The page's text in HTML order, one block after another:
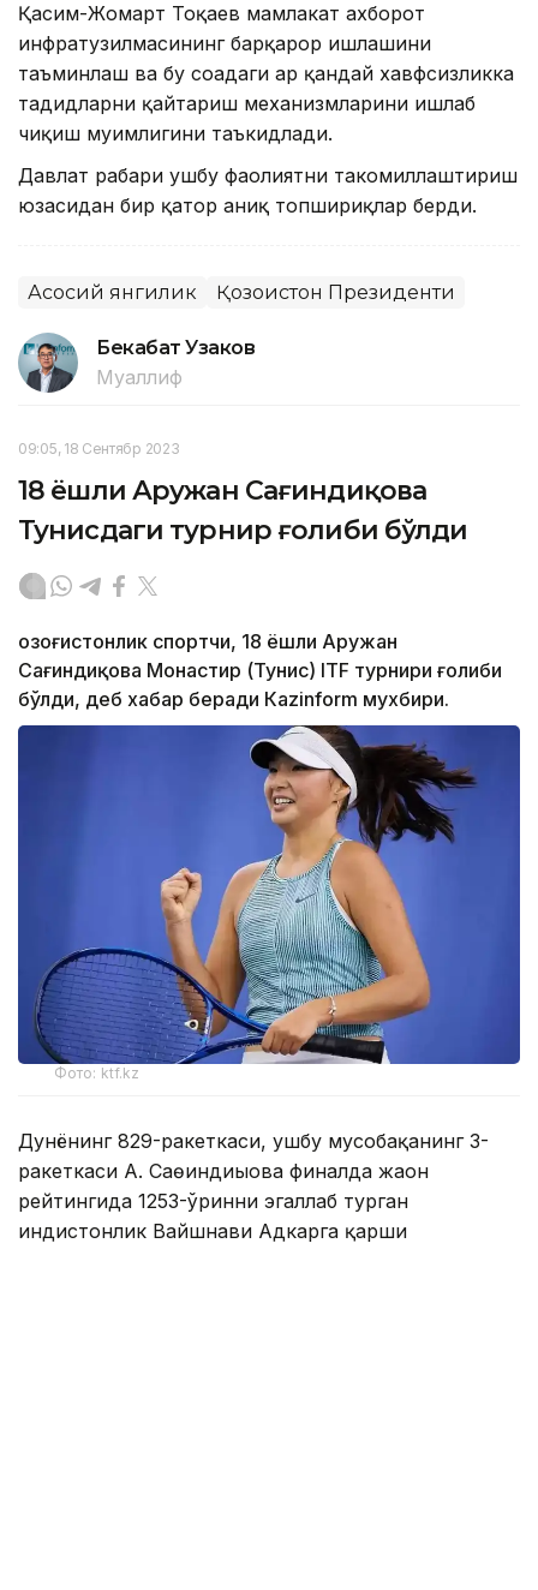
Қасим-Жомарт Тоқаев мамлакат ахборот
инфратузилмасининг барқарор ишлашини
таъминлаш ва бу соҳадаги ҳар қандай хавфсизликка
таҳдидларни қайтариш механизмларини ишлаб
чиқиш муҳимлигини таъкидлади.
Давлат раҳбари ушбу фаолиятни такомиллаштириш
юзасидан бир қатор аниқ топшириқлар берди.
Асосий янгилик Қозоғистон Президенти
Бекабат Узаков
Муаллиф
09:05, 18 Сентябр 2023
18 ёшли Аружан Сағиндиқова
Тунисдаги турнир ғолиби бўлди
Қозоғистонлик спортчи, 18 ёшли Аружан
Сағиндиқова Монастир (Тунис) ITF турнири ғолиби
бўлди, деб хабар беради Каzinform мухбири.
Фото: ktf.kz
Дунёнинг 829-ракеткаси, ушбу мусобақанинг 3-
ракеткаси А. Саөиндиыова финалда жаҳон
рейтингида 1253-ўринни эгаллаб турган
ҳиндистонлик Вайшнави Адкарга қарши